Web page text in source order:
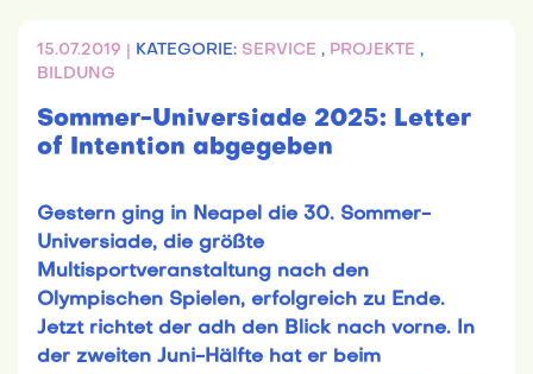
15.07.2019 | KATEGORIE: SERVICE , PROJEKTE ,
BILDUNG
Sommer-Universiade 2025: Letter
of Intention abgegeben
Gestern ging in Neapel die 30. Sommer-
Universiade, die größte
Multisportveranstaltung nach den
Olympischen Spielen, erfolgreich zu Ende.
Jetzt richtet der adh den Blick nach vorne. In
der zweiten Juni-Hälfte hat er beim